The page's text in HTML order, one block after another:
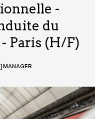
-
du
Paris (H/F)
MANAGER